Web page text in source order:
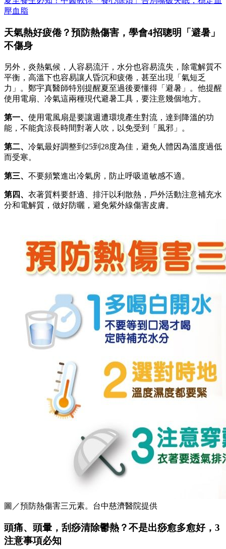
壓血脂
天氣熱好疲倦？預防熱傷害，學會4招聰明「避暑」
不傷身
另外，炎熱氣候，人容易流汗，水分也容易流失，除電解質不
平衡，高溫下也容易讓人昏沉和疲倦，甚至出現「氣短乏
力」。鄭宇真醫師特別提醒夏至過後要懂得「避暑」。他提醒
使用電扇、冷氣這兩種現代避暑工具，要注意幾個地方。
第一、 使用電風扇是要讓週遭環境產生對流，達到降溫的功
能，不能貪涼長時間對著人吹，以免受到「風邪」。
第二、 冷氣最好調整到25到28度為佳，避免人體因為溫度過低
而受寒。
第三、 不要頻繁進出冷氣房，防止呼吸道敏感不適。
第四、 衣著質料要舒適、排汗以利散熱，戶外活動注意補充水
分和電解質，做好防曬，避免紫外線傷害皮膚。
圖／預防熱傷害三元素。台中慈濟醫院提供
頭痛、頭暈，刮痧清除鬱熱？不是出痧愈多愈好，3
注意事項必知